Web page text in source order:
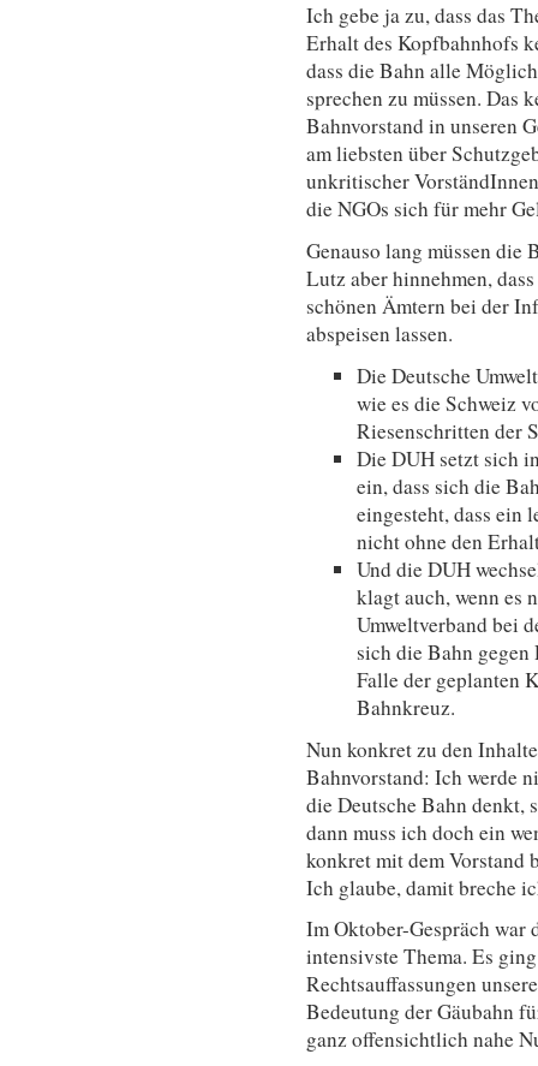
Ich gebe ja zu, dass das
Erhalt des Kopfbahnhofs
dass die Bahn alle
sprechen zu müssen. Das
Bahnvorstand in unseren
am liebsten über
unkritischer
die NGOs sich für mehr
Genauso lang müssen die
Lutz aber hinnehmen,
schönen Ämtern bei der
abspeisen lassen.
Die Deutsche
wie es die Schweiz
Riesenschritten der
Die DUH setzt sich
ein, dass sich die
eingesteht, dass ein
nicht ohne den
Und die DUH
klagt auch, wenn es
Umweltverband bei
sich die Bahn
Falle der geplanten
Bahnkreuz.
Nun konkret zu den
Bahnvorstand: Ich werde
die Deutsche Bahn denkt,
dann muss ich doch ein
konkret mit dem Vorstand
Ich glaube, damit breche
Im Oktober-Gespräch war
intensivste Thema. Es
Rechtsauffassungen
Bedeutung der Gäubahn
ganz offensichtlich nahe